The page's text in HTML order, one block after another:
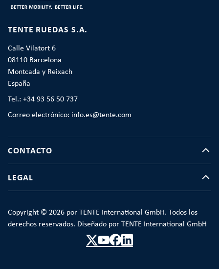
TENTE RUEDAS S.A.
Calle Vilatort 6
08110 Barcelona
Montcada y Reixach
España
Tel.: +34 93 56 50 737
Correo electrónico: info.es@tente.com
CONTACTO
LEGAL
Copyright © 2026 por TENTE International GmbH. Todos los
derechos reservados. Diseñado por TENTE International GmbH